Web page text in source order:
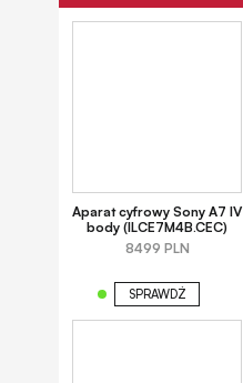
Aparat cyfrowy Sony A7 IV
body (ILCE7M4B.CEC)
8499 PLN
SPRAWDŹ